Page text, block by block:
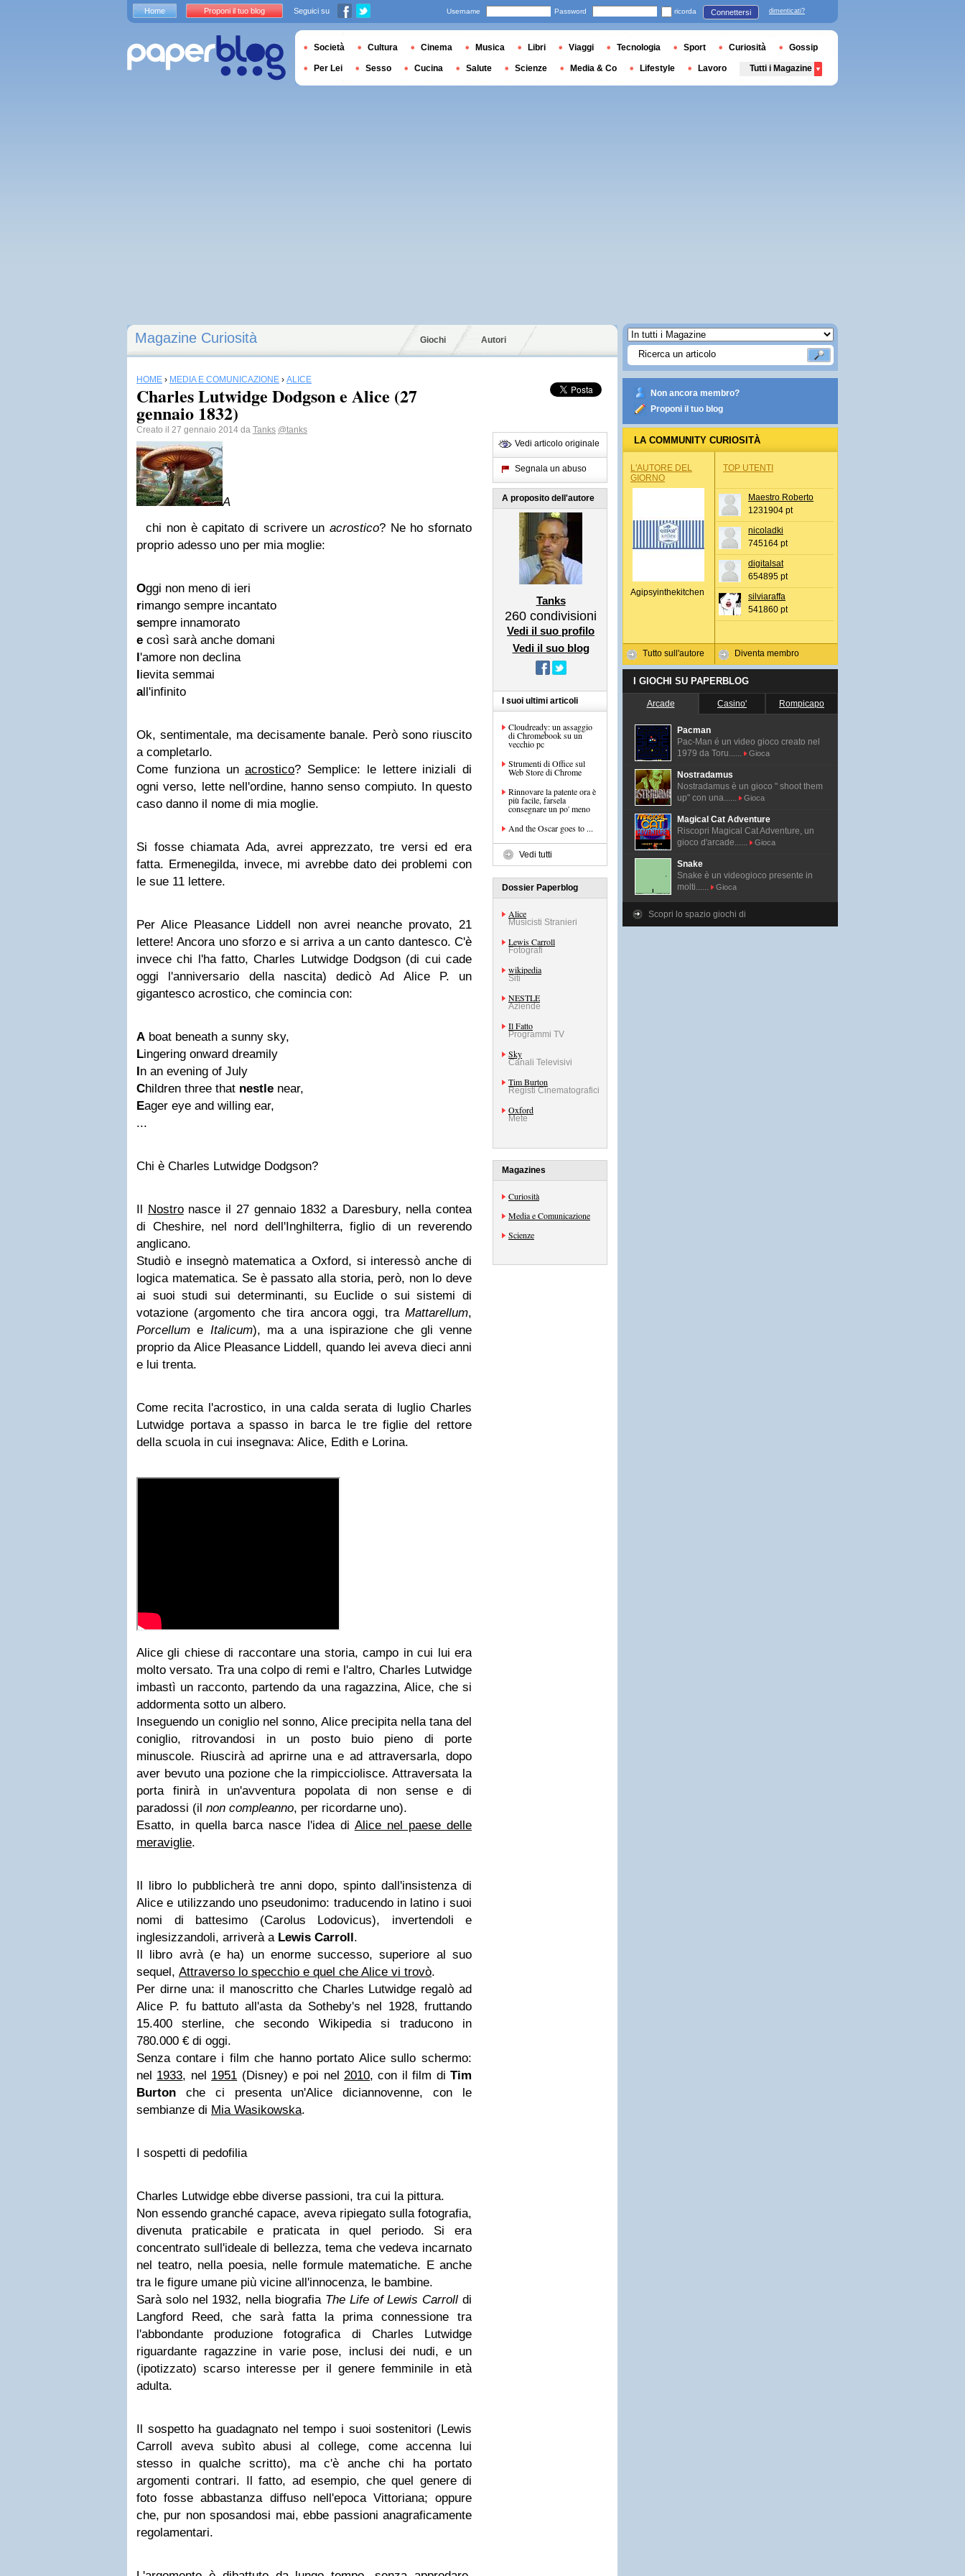
Magazine Curiosità Giochi Autori
HOME › MEDIA E COMUNICAZIONE › ALICE
Charles Lutwidge Dodgson e Alice (27
gennaio 1832)
Creato il 27 gennaio 2014 da Tanks @tanks
A
chi non è capitato di scrivere un acrostico? Ne ho sfornato
proprio adesso uno per mia moglie:
Oggi non meno di ieri
rimango sempre incantato
sempre innamorato
e così sarà anche domani
l'amore non declina
lievita semmai
all'infinito
Ok, sentimentale, ma decisamente banale. Però sono riuscito
a completarlo.
Come funziona unacrostico? Semplice: le lettere iniziali di
ogni verso, lette nell'ordine, hanno senso compiuto. In questo
caso danno il nome di mia moglie.
Si fosse chiamata Ada, avrei apprezzato, tre versi ed era
fatta. Ermenegilda, invece, mi avrebbe dato dei problemi con
le sue 11 lettere.
Per Alice Pleasance Liddell non avrei neanche provato, 21
lettere! Ancora uno sforzo e si arriva a un canto dantesco. C'è
invece chi l'ha fatto, Charles Lutwidge Dodgson (di cui cade
oggi l'anniversario della nascita) dedicò Ad Alice P. un
gigantesco acrostico, che comincia con:
A boat beneath a sunny sky,
Lingering onward dreamily
In an evening of July
Children three that nestle near,
Eager eye and willing ear,
...
Chi è Charles Lutwidge Dodgson?
Il Nostronasce il 27 gennaio 1832 a Daresbury, nella contea
di Cheshire, nel nord dell'Inghilterra, figlio di un reverendo
anglicano.
Studiò e insegnò matematica a Oxford, si interessò anche di
logica matematica. Se è passato alla storia, però, non lo deve
ai suoi studi sui determinanti, su Euclide o sui sistemi di
votazione (argomento che tira ancora oggi, tra Mattarellum,
Porcellum e Italicum), ma a una ispirazione che gli venne
proprio da Alice Pleasance Liddell, quando lei aveva dieci anni
e lui trenta.
Come recita l'acrostico, in una calda serata di luglio Charles
Lutwidge portava a spasso in barca le tre figlie del rettore
della scuola in cui insegnava: Alice, Edith e Lorina.
Alice gli chiese di raccontare una storia, campo in cui lui era
molto versato. Tra una colpo di remi e l'altro, Charles Lutwidge
imbastì un racconto, partendo da una ragazzina, Alice, che si
addormenta sotto un albero.
Inseguendo un coniglio nel sonno, Alice precipita nella tana del
coniglio, ritrovandosi in un posto buio pieno di porte
minuscole. Riuscirà ad aprirne una e ad attraversarla, dopo
aver bevuto una pozione che la rimpicciolisce. Attraversata la
porta finirà in un'avventura popolata di non sense e di
paradossi (il non compleanno, per ricordarne uno).
Esatto, in quella barca nasce l'idea di Alice nel paese delle
meraviglie.
Il libro lo pubblicherà tre anni dopo, spinto dall'insistenza di
Alice e utilizzando uno pseudonimo: traducendo in latino i suoi
nomi di battesimo (Carolus Lodovicus), invertendoli e
inglesizzandoli, arriverà a Lewis Carroll.
Il libro avrà (e ha) un enorme successo, superiore al suo
sequel, Attraverso lo specchio e quel che Alice vi trovò.
Per dirne una: il manoscritto che Charles Lutwidge regalò ad
Alice P. fu battuto all'asta da Sotheby's nel 1928, fruttando
15.400 sterline, che secondo Wikipedia si traducono in
780.000 € di oggi.
Senza contare i film che hanno portato Alice sullo schermo:
nel 1933, nel 1951 (Disney) e poi nel2010, con il film diTim
Burton che ci presenta un'Alice diciannovenne, con le
sembianze di Mia Wasikowska.
I sospetti di pedofilia
Charles Lutwidge ebbe diverse passioni, tra cui la pittura.
Non essendo granché capace, aveva ripiegato sulla fotografia,
divenuta praticabile e praticata in quel periodo. Si era
concentrato sull'ideale di bellezza, tema che vedeva incarnato
nel teatro, nella poesia, nelle formule matematiche. E anche
tra le figure umane più vicine all'innocenza, le bambine.
Sarà solo nel 1932, nella biografia The Life of Lewis Carroll di
Langford Reed, che sarà fatta la prima connessione tra
l'abbondante produzione fotografica di Charles Lutwidge
riguardante ragazzine in varie pose, inclusi dei nudi, e un
(ipotizzato) scarso interesse per il genere femminile in età
adulta.
Il sospetto ha guadagnato nel tempo i suoi sostenitori (Lewis
Carroll aveva subìto abusi al college, come accenna lui
stesso in qualche scritto), ma c'è anche chi ha portato
argomenti contrari. Il fatto, ad esempio, che quel genere di
foto fosse abbastanza diffuso nell'epoca Vittoriana; oppure
che, pur non sposandosi mai, ebbe passioni anagraficamente
regolamentari.
Vedi articolo originale
Segnala un abuso
A proposito dell'autore
Tanks
260 condivisioni
Vedi il suo profilo
Vedi il suo blog
I suoi ultimi articoli
Cloudready: un assaggio
di Chromebook su un
vecchio pc
Strumenti di Office sul
Web Store di Chrome
Rinnovare la patente ora è
più facile, farsela
consegnare un po' meno
And the Oscar goes to ...
Vedi tutti
Dossier Paperblog
Alice
Musicisti Stranieri
Lewis Carroll
Fotografi
wikipedia
Siti
NESTLE
Aziende
Il Fatto
Programmi TV
Sky
Canali Televisivi
Tim Burton
Registi Cinematografici
Oxford
Mete
Magazines
Curiosità
Media e Comunicazione
Scienze
Non ancora membro?
Proponi il tuo blog
LA COMMUNITY CURIOSITÀ
L'AUTORE DEL
GIORNO
Agipsyinthekitchen
Tutto sull'autore
TOP UTENTI
Maestro Roberto
1231904 pt
nicoladki
745164 pt
digitalsat
654895 pt
silviaraffa
541860 pt
Diventa membro
I GIOCHI SU PAPERBLOG
Arcade Casino' Rompicapo
Pacman
Pac-Man é un video gioco creato nel
1979 da Toru......
Gioca
Nostradamus
Nostradamus è un gioco " shoot them
up" con una......
Gioca
Magical Cat Adventure
Riscopri Magical Cat Adventure, un
gioco d'arcade......
Gioca
Snake
Snake è un videogioco presente in
molti......
Gioca
Scopri lo spazio giochi di
Home Proponi il tuo blog Seguici su Username Password ricorda Connettersi dimenticati?
Società Cultura Cinema Musica Libri Viaggi Tecnologia Sport Curiosità Gossip
Per Lei Sesso Cucina Salute Scienze Media & Co Lifestyle Lavoro Tutti i Magazine